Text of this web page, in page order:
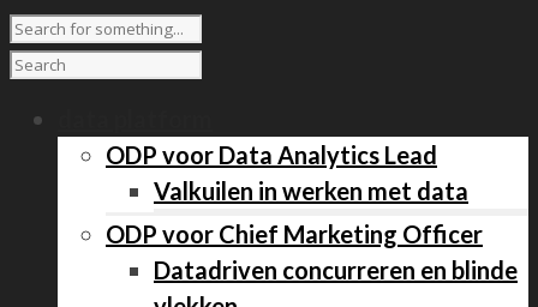
ODP voor Data Analytics Lead
Valkuilen in werken met data
ODP voor Chief Marketing Officer
Datadriven concurreren en blinde